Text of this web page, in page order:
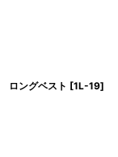
ロングベスト [1L-19]